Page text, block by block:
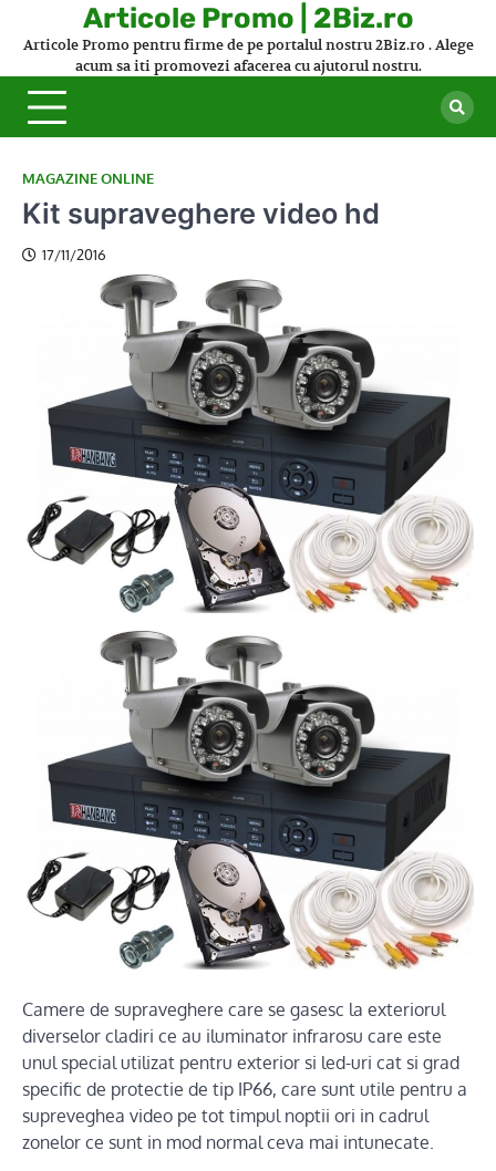
Articole Promo | 2Biz.ro
Articole Promo pentru firme de pe portalul nostru 2Biz.ro . Alege
acum sa iti promovezi afacerea cu ajutorul nostru.
MAGAZINE ONLINE
Kit supraveghere video hd
17/11/2016
Camere de supraveghere care se gasesc la exteriorul
diverselor cladiri ce au iluminator infrarosu care este
unul special utilizat pentru exterior si led-uri cat si grad
specific de protectie de tip IP66, care sunt utile pentru a
supreveghea video pe tot timpul noptii ori in cadrul
zonelor ce sunt in mod normal ceva mai intunecate.